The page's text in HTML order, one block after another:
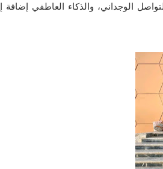
الوجداني، والذكاء العاطفي إضافة